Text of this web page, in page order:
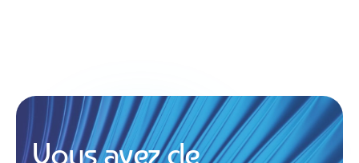
Vous avez de